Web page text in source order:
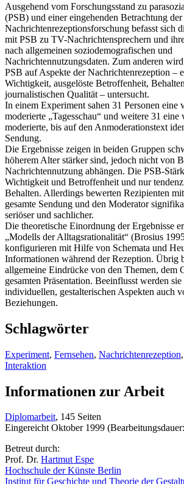
Ausgehend vom Forschungsstand zu
(PSB) und einer eingehenden Betrachtung der
Nachrichtenrezeptionsforschung befasst sich
mit PSB zu TV-Nachrichtensprechern und
nach allgemeinen soziodemografischen und
Nachrichtennutzungsdaten. Zum anderen
PSB auf Aspekte der Nachrichtenrezeption –
Wichtigkeit, ausgelöste Betroffenheit,
journalistischen Qualität – untersucht.
In einem Experiment sahen 31 Personen eine
moderierte „Tagesschau“ und weitere 31 eine
moderierte, bis auf den Anmoderationstext
Sendung.
Die Ergebnisse zeigen in beiden Gruppen
höherem Alter stärker sind, jedoch nicht von
Nachrichtennutzung abhängen. Die PSB-
Wichtigkeit und Betroffenheit und nur
Behalten. Allerdings bewerten Rezipienten
gesamte Sendung und den Moderator
seriöser und sachlicher.
Die theoretische Einordnung der Ergebnisse
„Modells der Alltagsrationalität“ (Brosius
konfigurieren mit Hilfe von Schemata und
Informationen während der Rezeption. Übrig
allgemeine Eindrücke von den Themen, dem
gesamten Präsentation. Beeinflusst werden
individuellen, gestalterischen Aspekten auch
Beziehungen.
Schlagwörter
Experiment, Fernsehen, Nachrichtenrezeption,
Interaktion
Informationen zur Arbeit
Diplomarbeit, 145 Seiten
Eingereicht Oktober 1999
Betreut durch:
Prof. Dr. Hartmut Espe
Hochschule der Künste Berlin
Institut für Geschichte und Theorie der